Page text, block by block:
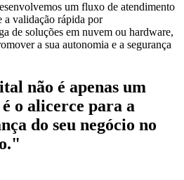
um fluxo de atendimento
a validação rápida por
de soluções em nuvem ou hardware,
a sua autonomia e a segurança
não é apenas um
o alicerce para a
do seu negócio no